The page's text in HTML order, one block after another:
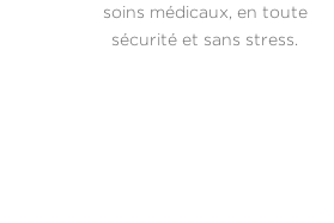
soins médicaux, en toute
sécurité et sans stress.